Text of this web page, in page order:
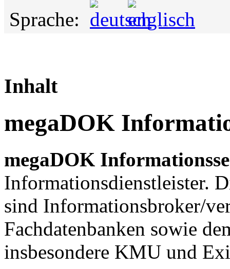
Sprache:
Inhalt
megaDOK
megaDOK
Informationsdienstleister.
sind Informationsbroker/
Fachdatenbanken sowie
insbesondere KMU und